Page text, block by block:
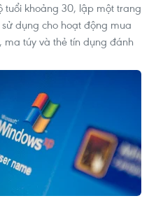
tuổi khoảng 30, lập một trang
dụng cho hoạt động mua
ma túy và thẻ tín dụng đánh